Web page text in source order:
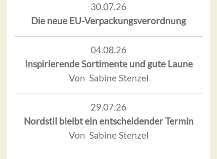
30.07.26
Die neue EU-Verpackungsverordnung
04.08.26
Inspirierende Sortimente und gute Laune
Von Sabine Stenzel
29.07.26
Nordstil bleibt ein entscheidender Termin
Von Sabine Stenzel